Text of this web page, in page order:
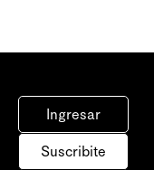
Ingresar
Suscribite